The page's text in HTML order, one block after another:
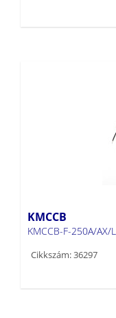
KMCCB
KMCCB-F-250A/AX/L
Cikkszám: 36297